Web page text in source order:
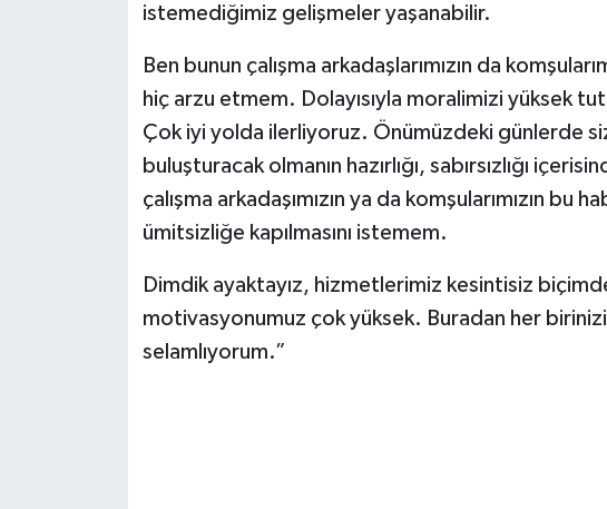
istemediğimiz gelişmeler yaşanabilir.
Ben bunun çalışma arkadaşlarımızın da
hiç arzu etmem. Dolayısıyla moralimizi yüksek
Çok iyi yolda ilerliyoruz. Önümüzdeki günlerde
buluşturacak olmanın hazırlığı, sabırsızlığı
çalışma arkadaşımızın ya da komşularımızın bu
ümitsizliğe kapılmasını istemem.
Dimdik ayaktayız, hizmetlerimiz kesintisiz
motivasyonumuz çok yüksek. Buradan her birinizi
selamlıyorum.”